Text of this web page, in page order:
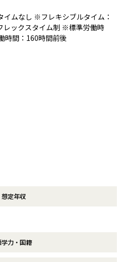
ムなし ※フレキシブルタイム：
ックスタイム制 ※標準労働時
時間：160時間前後
想定年収
学力・国籍